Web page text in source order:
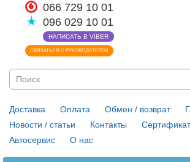
066 729 10 01
096 029 10 01
НАПИСАТЬ В VIBER
СВЯЗАТЬСЯ С РУКОВОДИТЕЛЕМ
Доставка Оплата Обмен / возврат
Новости / статьи
Контакты
Автосервис
О нас